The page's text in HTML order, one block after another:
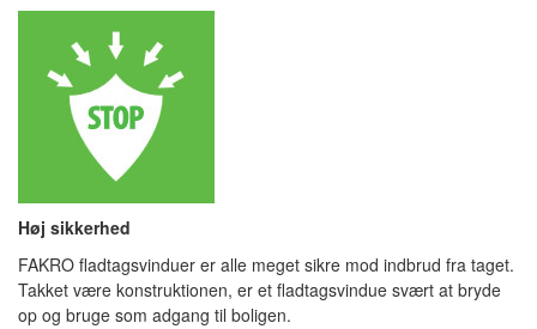
Høj sikkerhed
FAKRO fladtagsvinduer er alle meget sikre mod indbrud fra taget.
Takket være konstruktionen, er et fladtagsvindue svært at bryde
op og bruge som adgang til boligen.